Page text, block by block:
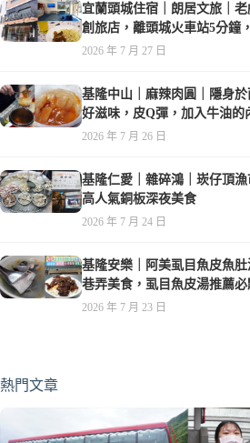
宜蘭頭城住宿｜朗居文旅｜
創旅店，離頭城火車站5分鐘
夜，親子遊戲空間
2026 年 7 月 27 日
基隆中山｜麻辣肉圓｜隱身
好滋味，皮Q彈，加入牛油的
2026 年 7 月 26 日
基隆仁愛｜雜碎鴻｜崁仔頂漁
高人氣銅板深夜美食
2026 年 7 月 24 日
基隆安樂｜阿美虱目魚皮魚
巷弄美食，虱目魚皮湯推薦必
2026 年 7 月 23 日
熱門文章